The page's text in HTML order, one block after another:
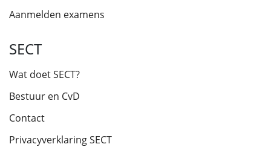
Aanmelden examens
SECT
Wat doet SECT?
Bestuur en CvD
Contact
Privacyverklaring SECT